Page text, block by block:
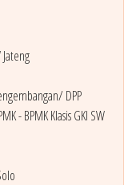
DPP
- BPMK Klasis GKI SW